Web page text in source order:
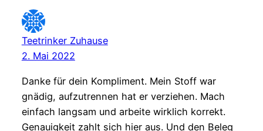
Teetrinker Zuhause
2. Mai 2022
Danke für dein Kompliment. Mein Stoff war
gnädig, aufzutrennen hat er verziehen. Mach
einfach langsam und arbeite wirklich korrekt.
Genauigkeit zahlt sich hier aus. Und den Beleg